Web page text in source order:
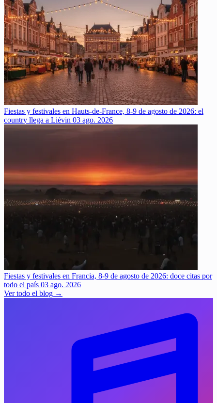
Fiestas y festivales en Hauts-de-France, 8-9 de agosto de 2026: el
country llega a Liévin 03 ago. 2026
Fiestas y festivales en Francia, 8-9 de agosto de 2026: doce citas por
todo el país 03 ago. 2026
Ver todo el blog →